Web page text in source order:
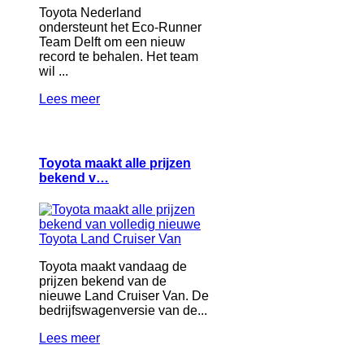
Toyota Nederland
ondersteunt het Eco-Runner
Team Delft om een nieuw
record te behalen. Het team
wil ...
Lees meer
Toyota maakt alle prijzen
bekend v…
Toyota maakt vandaag de
prijzen bekend van de
nieuwe Land Cruiser Van. De
bedrijfswagenversie van de...
Lees meer